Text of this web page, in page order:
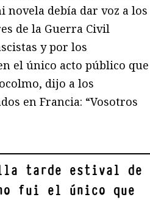
novela debía dar voz a los
de la Guerra Civil
y por los
el único acto público que
dijo a los
en Francia: “Vosotros
tarde estival de
fui el único que